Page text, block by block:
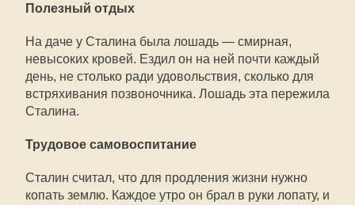
Полезный отдых
На даче у Сталина была лошадь — смирная,
невысоких кровей. Ездил он на ней почти каждый
день, не столько ради удовольствия, сколько для
встряхивания позвоночника. Лошадь эта пережила
Сталина.
Трудовое самовоспитание
Сталин считал, что для продления жизни нужно
копать землю. Каждое утро он брал в руки лопату, и